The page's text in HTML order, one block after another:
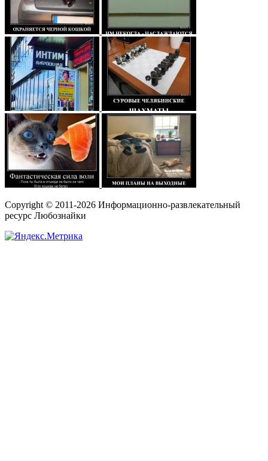
Copyright © 2011-2026 Информационно-развлекательный
ресурс Любознайки